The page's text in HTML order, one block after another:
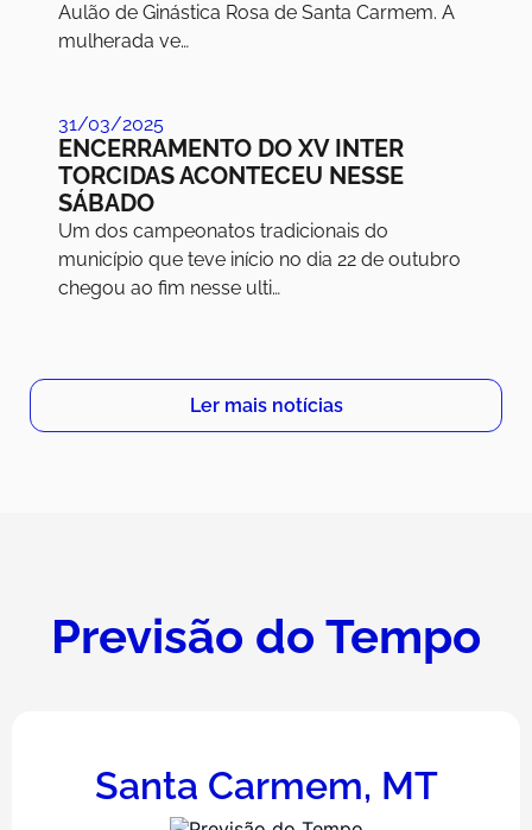
Aulão de Ginástica Rosa de Santa Carmem. A
mulherada ve…
31/03/2025
ENCERRAMENTO DO XV INTER
TORCIDAS ACONTECEU NESSE
SÁBADO
Um dos campeonatos tradicionais do
município que teve início no dia 22 de outubro
chegou ao fim nesse ulti…
Ler mais notícias
Previsão do Tempo
Santa Carmem, MT